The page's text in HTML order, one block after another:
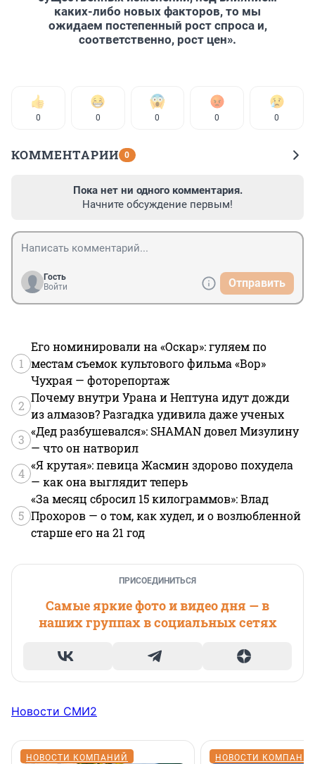
каких-либо новых факторов, то мы
ожидаем постепенный рост спроса и,
соответственно, рост цен».
0 0 0 0 0
КОММЕНТАРИИ 0
Пока нет ни одного комментария.
Начните обсуждение первым!
Гость
Войти
Отправить
1
Его номинировали на «Оскар»: гуляем по
местам съемок культового фильма «Вор»
Чухрая — фоторепортаж
2
Почему внутри Урана и Нептуна идут дожди
из алмазов? Разгадка удивила даже ученых
3
«Дед разбушевался»: SHAMAN довел Мизулину
— что он натворил
4
«Я крутая»: певица Жасмин здорово похудела
— как она выглядит теперь
5
«За месяц сбросил 15 килограммов»: Влад
Прохоров — о том, как худел, и о возлюбленной
старше его на 21 год
ПРИСОЕДИНИТЬСЯ
Самые яркие фото и видео дня — в
наших группах в социальных сетях
Новости СМИ2
НОВОСТИ КОМПАНИЙ НОВОСТИ